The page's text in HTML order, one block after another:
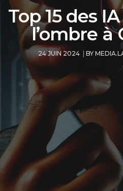
Top 15 des
l’ombre à
24 JUIN 2024 BY